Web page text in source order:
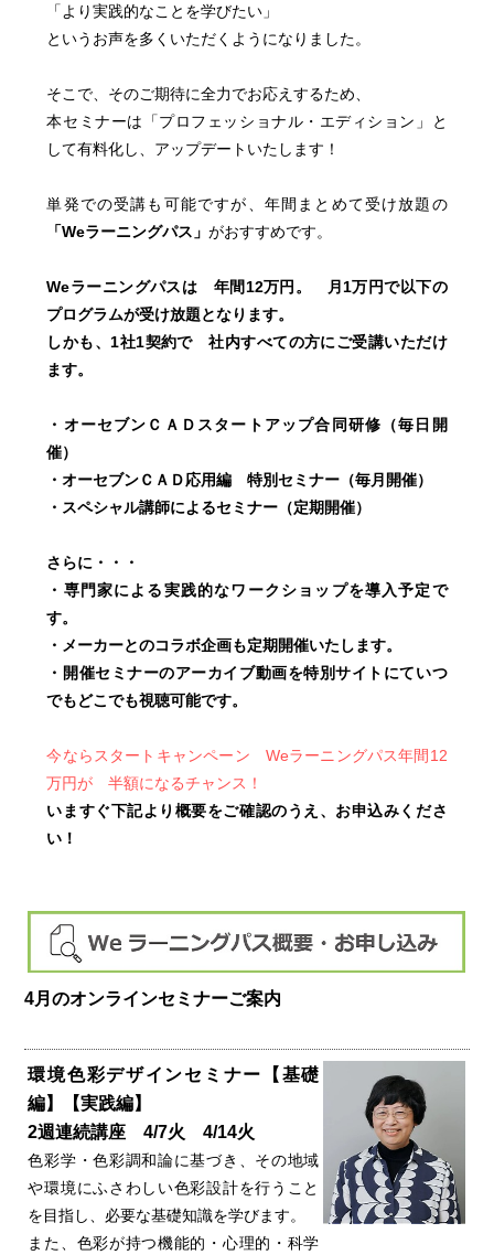
「より実践的なことを学びたい」
というお声を多くいただくようになりました。
そこで、そのご期待に全力でお応えするため、
本セミナーは「プロフェッショナル・エディション」と
して有料化し、アップデートいたします！
単発での受講も可能ですが、年間まとめて受け放題の
「Weラーニングパス」がおすすめです。
Weラーニングパスは 年間12万円。 月1万円で以下の
プログラムが受け放題となります。
しかも、1社1契約で 社内すべての方にご受講いただけ
ます。
・オーセブンＣＡＤスタートアップ合同研修（毎日開
催）
・オーセブンＣＡＤ応用編 特別セミナー（毎月開催）
・スペシャル講師によるセミナー（定期開催）
さらに・・・
・専門家による実践的なワークショップを導入予定で
す。
・メーカーとのコラボ企画も定期開催いたします。
・開催セミナーのアーカイブ動画を特別サイトにていつ
でもどこでも視聴可能です。
今ならスタートキャンペーン Weラーニングパス年間12
万円が 半額になるチャンス！
いますぐ下記より概要をご確認のうえ、お申込みくださ
い！
4月のオンラインセミナーご案内
環境色彩デザインセミナー【基礎
編】【実践編】
2週連続講座 4/7火 4/14火
色彩学・色彩調和論に基づき、その地域
や環境にふさわしい色彩設計を行うこと
を目指し、必要な基礎知識を学びます。
また、色彩が持つ機能的・心理的・科学